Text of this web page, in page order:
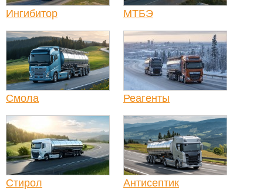
Ингибитор МТБЭ
Смола Реагенты
Стирол Антисептик